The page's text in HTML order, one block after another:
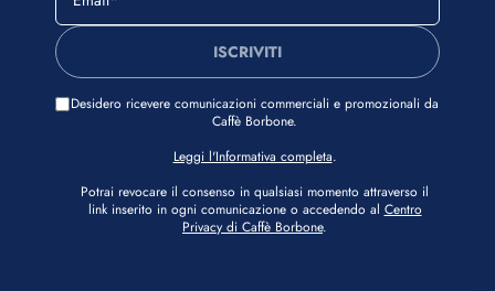
ISCRIVITI
Desidero ricevere comunicazioni commerciali e promozionali da
Caffè Borbone.
Leggi l'Informativa completa.
Potrai revocare il consenso in qualsiasi momento attraverso il
link inserito in ogni comunicazione o accedendo al Centro
Privacy di Caffè Borbone.